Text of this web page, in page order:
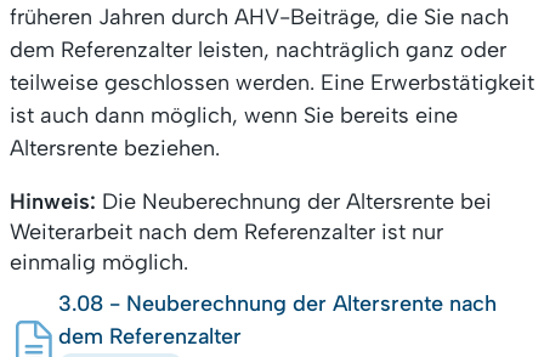
früheren Jahren durch AHV-Beiträge, die Sie nach
dem Referenzalter leisten, nachträglich ganz oder
teilweise geschlossen werden. Eine Erwerbstätigkeit
ist auch dann möglich, wenn Sie bereits eine
Altersrente beziehen.
Hinweis: Die Neuberechnung der Altersrente bei
Weiterarbeit nach dem Referenzalter ist nur
einmalig möglich.
3.08 - Neuberechnung der Altersrente nach
dem Referenzalter